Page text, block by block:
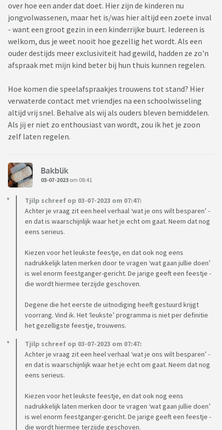
over hoe een ander dat doet. Hier zijn de kinderen nu
jongvolwassenen, maar het is/was hier altijd een zoete inval
- want een groot gezin in een kinderrijke buurt. Iedereen is
welkom, dus je weet nooit hoe gezellig het wordt. Als een
ouder destijds meer exclusiviteit had gewild, hadden ze zo'n
afspraak met mijn kind beter bij hun thuis kunnen regelen.
Hoe komen die speelafspraakjes trouwens tot stand? Hier
verwaterde contact met vriendjes na een schoolwisseling
altijd vrij snel. Behalve als wij als ouders bleven bemiddelen.
Als jij er niet zo enthousiast van wordt, zou ik het je zoon
zelf laten regelen.
Bakblik
03-07-2023 om 08:41
Tjilp schreef op 03-07-2023 om 07:47:
Achter je vraag zit een heel verhaal ‘wat je ons wilt besparen’ -
en dat is waarschijnlijk waar het je echt om gaat. Neem dat nog
eens serieus.
Kiezen voor het leukste feestje, en dat ook nog eens
nadrukkelijk laten merken door te vragen ‘wat gaan jullie doen’
is wel enorm feestganger-gericht. De jarige geeft een feestje -
die wordt hiermee terzijde geschoven.
Degene die het eerste de uitnodiging heeft gestuurd krijgt
voorrang. Vind ik. Het ‘leukste’ programma is niet per definitie
het gezelligste feestje, trouwens.
Tjilp schreef op 03-07-2023 om 07:47:
Achter je vraag zit een heel verhaal ‘wat je ons wilt besparen’ -
en dat is waarschijnlijk waar het je echt om gaat. Neem dat nog
eens serieus.
Kiezen voor het leukste feestje, en dat ook nog eens
nadrukkelijk laten merken door te vragen ‘wat gaan jullie doen’
is wel enorm feestganger-gericht. De jarige geeft een feestje -
die wordt hiermee terzijde geschoven.